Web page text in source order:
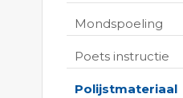
Mondspoeling
Poets instructie
Polijstmateriaal